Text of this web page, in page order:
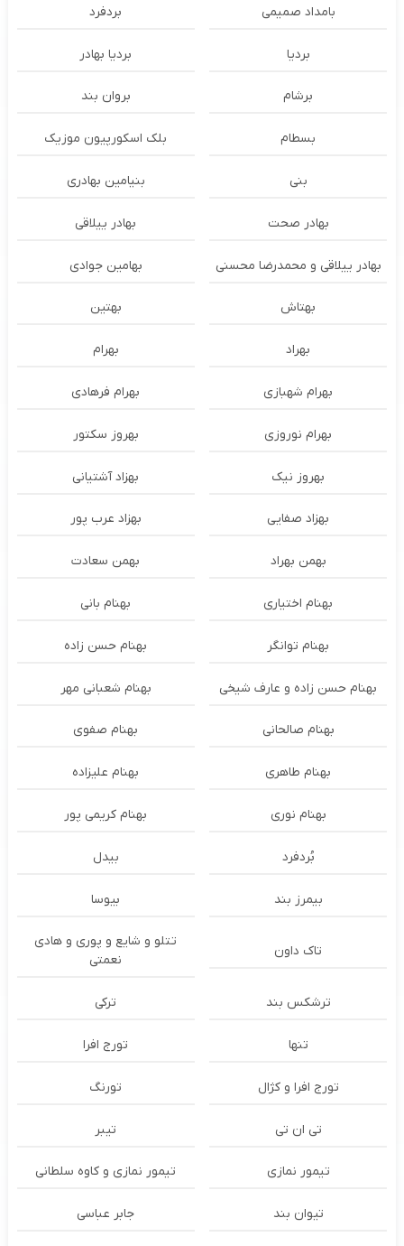
بامداد صمیمی بردفرد
بردیا بردیا بهادر
برشام بروان بند
بسطام بلک اسکورپیون موزیک
بنی بنیامین بهادری
بهادر صحت بهادر ییلاقی
بهادر ییلاقی و محمدرضا محسنی بهامین جوادی
بهتاش بهتین
بهراد بهرام
بهرام شهبازی بهرام فرهادی
بهرام نوروزی بهروز سکتور
بهروز نیک بهزاد آشتیانی
بهزاد صفایی بهزاد عرب پور
بهمن بهراد بهمن سعادت
بهنام اختیاری بهنام بانی
بهنام توانگر بهنام حسن زاده
بهنام حسن زاده و عارف شیخی بهنام شعبانی مهر
بهنام صالحانی بهنام صفوی
بهنام طاهری بهنام علیزاده
بهنام نوری بهنام کریمی پور
بُردفرد بیدل
بیمرز بند بیوسا
تاک داون
تتلو و شایع و پوری و هادی
نعمتی
ترشكس بند ترکی
تنها تورج افرا
تورج افرا و کژال تورنگ
تی ان تی تیبر
تیمور نمازی تیمور نمازی و کاوه سلطانی
تیوان بند جابر عباسی